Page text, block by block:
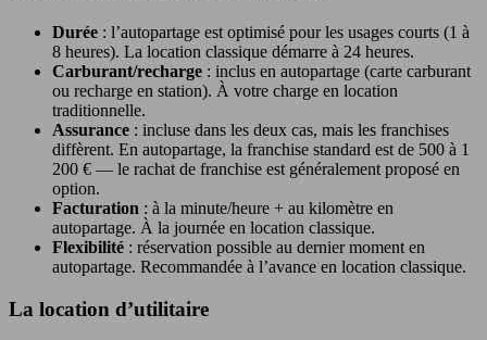
Durée : l’autopartage est optimisé pour les usages courts (1 à
8 heures). La location classique démarre à 24 heures.
Carburant/recharge : inclus en autopartage (carte carburant
ou recharge en station). À votre charge en location
traditionnelle.
Assurance : incluse dans les deux cas, mais les franchises
diffèrent. En autopartage, la franchise standard est de 500 à 1
200 € — le rachat de franchise est généralement proposé en
option.
Facturation : à la minute/heure + au kilomètre en
autopartage. À la journée en location classique.
Flexibilité : réservation possible au dernier moment en
autopartage. Recommandée à l’avance en location classique.
La location d’utilitaire